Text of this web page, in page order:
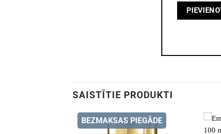
SAISTĪTIE PRODUKTI
BEZMAKSAS PIEGĀDE